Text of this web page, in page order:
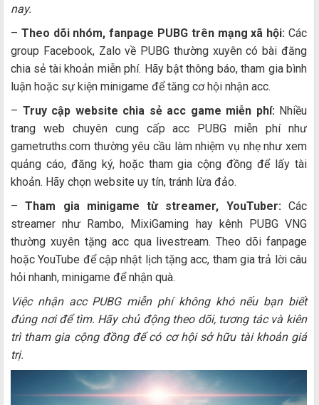
nay.
– Theo dõi nhóm, fanpage PUBG trên mạng xã hội: Các
group Facebook, Zalo về PUBG thường xuyên có bài đăng
chia sẻ tài khoản miễn phí. Hãy bật thông báo, tham gia bình
luận hoặc sự kiện minigame để tăng cơ hội nhận acc.
– Truy cập website chia sẻ acc game miễn phí: Nhiều
trang web chuyên cung cấp acc PUBG miễn phí như
gametruths.com thường yêu cầu làm nhiệm vụ nhẹ như xem
quảng cáo, đăng ký, hoặc tham gia cộng đồng để lấy tài
khoản. Hãy chọn website uy tín, tránh lừa đảo.
–Tham gia minigame từ streamer, YouTuber: Các
streamer như Rambo, MixiGaming hay kênh PUBG VNG
thường xuyên tặng acc qua livestream. Theo dõi fanpage
hoặc YouTube để cập nhật lịch tặng acc, tham gia trả lời câu
hỏi nhanh, minigame để nhận quà.
Việc nhận acc PUBG miễn phí không khó nếu bạn biết
đúng nơi để tìm. Hãy chủ động theo dõi, tương tác và kiên
trì tham gia cộng đồng để có cơ hội sở hữu tài khoản giá
trị.